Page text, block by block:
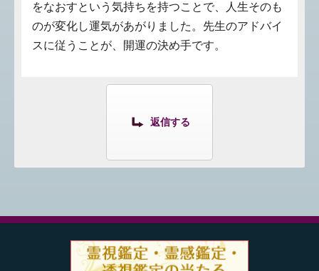
をなおすという気持ちを持つことで、人生そのも
のが変化し運気があがりました。先生のアドバイ
スに従うことが、開運の決め手です。
返信する